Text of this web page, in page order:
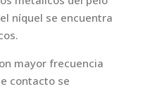
níquel se encuentra
mayor frecuencia
contacto se